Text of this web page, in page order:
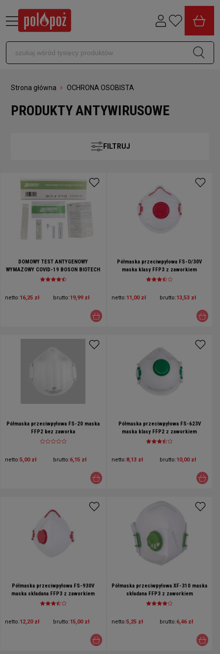
Strona główna OCHRONA OSOBISTA
PRODUKTY ANTYWIRUSOWE
FILTRUJ
DOMOWY TEST ANTYGENOWY
WYMAZOWY COVID-19 BOSON BIOTECH
- test z nosa
netto:16,25 zł brutto:19,99 zł
Półmaska przeciwpyłowa FS-O/30V
maska klasy FFP3 z zaworkiem
netto:11,00 zł brutto:13,53 zł
Półmaska przeciwpyłowa FS-20 maska
FFP2 bez zaworka
netto:5,00 zł brutto:6,15 zł
Półmaska przeciwpyłowa FS-623V
maska klasy FFP2 z zaworkiem
netto:8,13 zł brutto:10,00 zł
Półmaska przeciwpyłowa FS-930V
maska składana FFP3 z zaworkiem
netto:12,20 zł brutto:15,00 zł
Półmaska przeciwpyłowa XF-310 maska
składana FFP3 z zaworkiem
netto:5,25 zł brutto:6,46 zł